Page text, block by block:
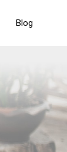
Blog